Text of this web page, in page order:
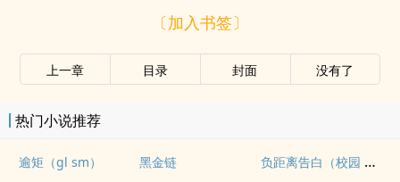
〔加入书签〕
上一章 目录 封面 没有了
热门小说推荐
逾矩（gl sm） 黑金链 负距离告白（校园 h）